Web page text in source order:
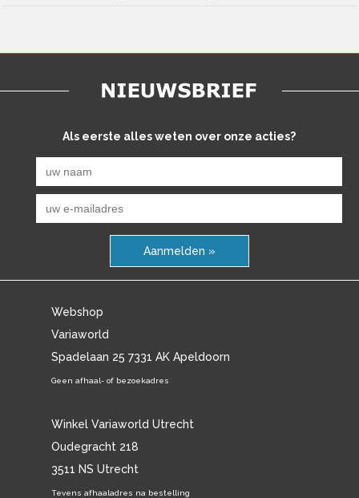
Als eerste alles weten over onze acties?
Aanmelden »
Webshop
Variaworld
Spadelaan 25 7331 AK Apeldoorn
Geen afhaal- of bezoekadres
Winkel Variaworld Utrecht
Oudegracht 218
3511 NS Utrecht
Tevens afhaaladres na bestelling